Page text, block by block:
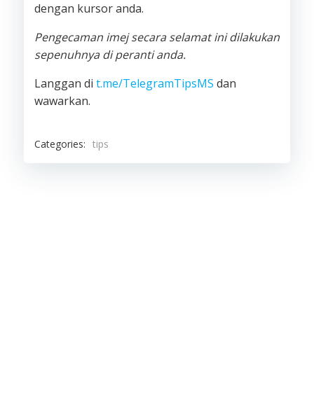
dengan kursor anda.
Pengecaman imej secara selamat ini dilakukan
sepenuhnya di peranti anda.
Langgan di t.me/TelegramTipsMS dan
wawarkan.
Categories: tips